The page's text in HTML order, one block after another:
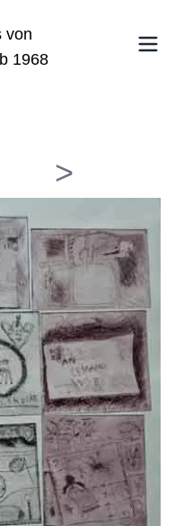
von
1968
>